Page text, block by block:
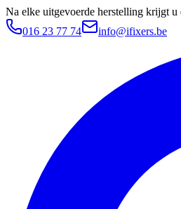
Na elke uitgevoerde herstelling krijgt
016 23 77 74
info@ifixers.be